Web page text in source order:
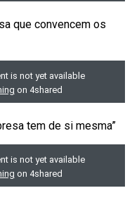
que convencem os
tem de si mesma”